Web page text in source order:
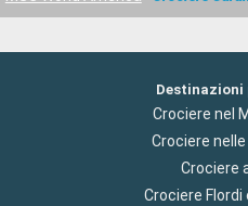
Destinazioni
Crociere nel
Crociere
Crociere
Crociere Flordi